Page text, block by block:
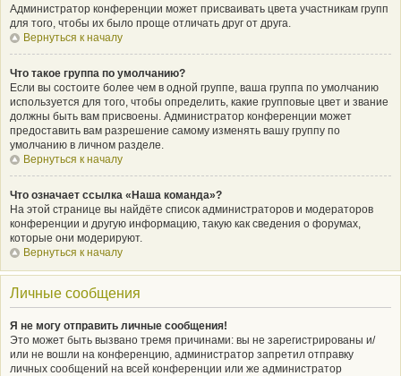
Администратор конференции может присваивать цвета участникам групп
для того, чтобы их было проще отличать друг от друга.
Вернуться к началу
Что такое группа по умолчанию?
Если вы состоите более чем в одной группе, ваша группа по умолчанию
используется для того, чтобы определить, какие групповые цвет и звание
должны быть вам присвоены. Администратор конференции может
предоставить вам разрешение самому изменять вашу группу по
умолчанию в личном разделе.
Вернуться к началу
Что означает ссылка «Наша команда»?
На этой странице вы найдёте список администраторов и модераторов
конференции и другую информацию, такую как сведения о форумах,
которые они модерируют.
Вернуться к началу
Личные сообщения
Я не могу отправить личные сообщения!
Это может быть вызвано тремя причинами: вы не зарегистрированы и/
или не вошли на конференцию, администратор запретил отправку
личных сообщений на всей конференции или же администратор